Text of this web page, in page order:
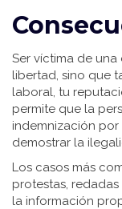
Ser víctima de
libertad, sino que
laboral, tu
permite que la
indemnización
demostrar la
Los casos más
protestas,
la información